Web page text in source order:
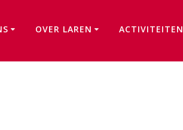
OVER LAREN ACTIVITEITEN